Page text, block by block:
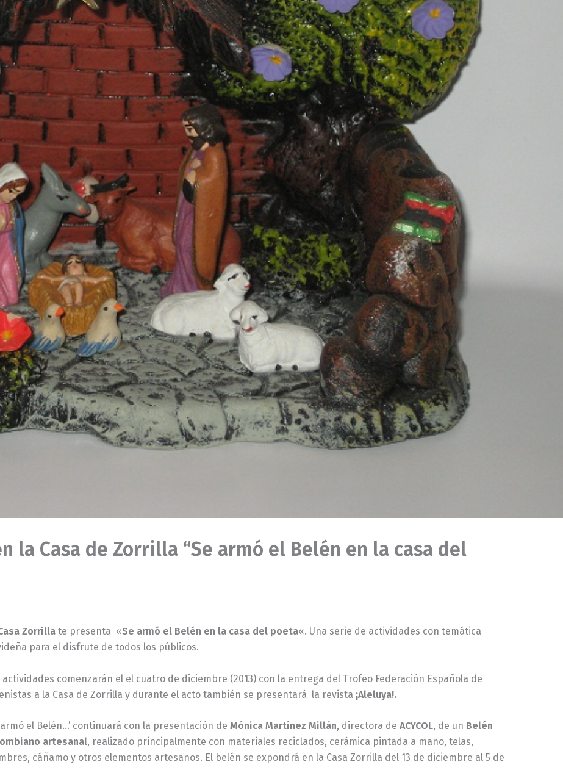
la Casa de Zorrilla “Se armó el Belén en la casa del
Zorrilla te presenta «Se armó el Belén en la casa del poeta«. Una serie de actividades con temática
para el disfrute de todos los públicos.
actividades comenzarán el el cuatro de diciembre (2013) con la entrega del Trofeo Federación Española de
a la Casa de Zorrilla y durante el acto también se presentará la revista ¡Aleluya!.
armó el Belén…’ continuará con la presentación de Mónica Martínez Millán, directora de ACYCOL, de un Belén
artesanal, realizado principalmente con materiales reciclados, cerámica pintada a mano, telas,
cáñamo y otros elementos artesanos. El belén se expondrá en la Casa Zorrilla del 13 de diciembre al 5 de